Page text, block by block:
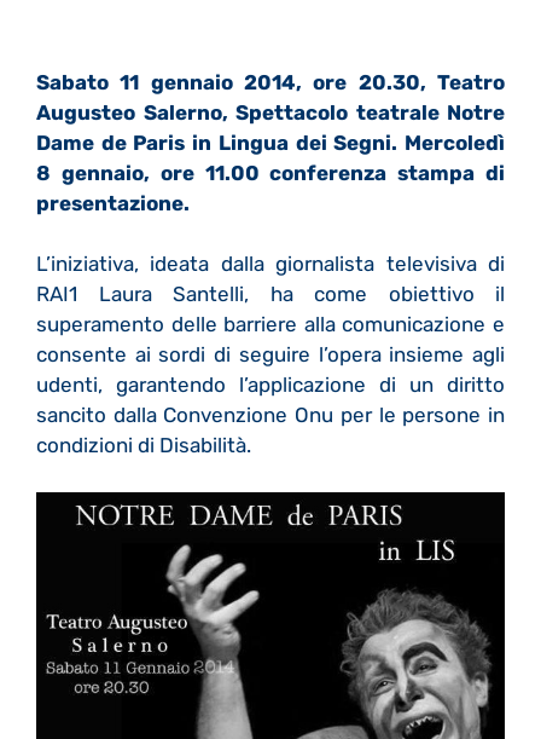
Sabato 11 gennaio 2014, ore 20.30, Teatro
Augusteo Salerno, Spettacolo teatrale Notre
Dame de Paris in Lingua dei Segni. Mercoledì
8 gennaio, ore 11.00 conferenza stampa di
presentazione.
L’iniziativa, ideata dalla giornalista televisiva di
RAI1 Laura Santelli, ha come obiettivo il
superamento delle barriere alla comunicazione e
consente ai sordi di seguire l’opera insieme agli
udenti, garantendo l’applicazione di un diritto
sancito dalla Convenzione Onu per le persone in
condizioni di Disabilità.